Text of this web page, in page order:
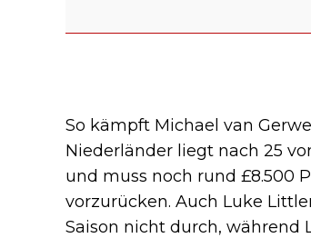
So kämpft Michael van
Niederländer liegt nach 25
und muss noch rund £8.500
vorzurücken. Auch Luke
Saison nicht durch, während